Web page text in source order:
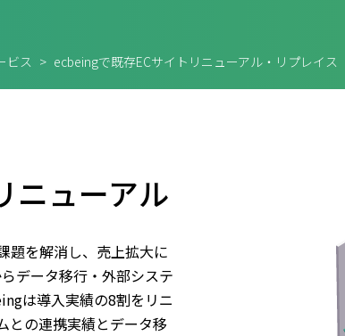
ビス > ecbeingで既存ECサイトリニューアル・リプレイス
ニューアル
題を解消し、売上拡大に
データ移行・外部システ
は導入実績の8割をリニ
との連携実績とデータ移